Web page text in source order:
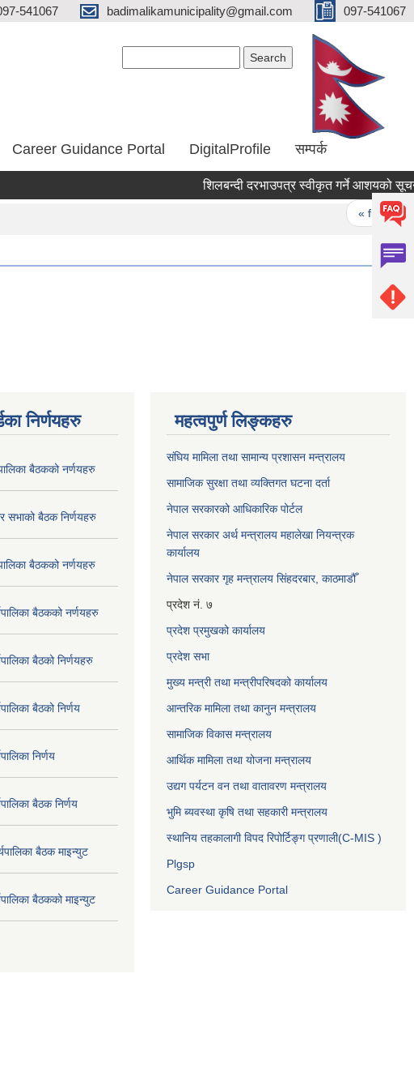
541067 badimalikamunicipality@gmail.com 097-541067
Career Guidance Portal DigitalProfile सम्पर्क
शिलबन्दी दरभाउपत्र स्वीकृत गर्ने आशयको सूचना
« first
निर्णयहरु
बैठकको नर्णयहरु
बैठक निर्णयहरु
बैठकको नर्णयहरु
बैठकको नर्णयहरु
बैठको निर्णयहरु
बैठको निर्णय
निर्णय
बैठक निर्णय
बैठक माइन्युट
बैठकको माइन्युट
महत्वपुर्ण लिङ्कहरु
संघिय मामिला तथा सामान्य प्रशासन मन्त्रालय
सामाजिक सुरक्षा तथा व्यक्तिगत घटना दर्ता
नेपाल सरकारको आधिकारिक पोर्टल
नेपाल सरकार अर्थ मन्त्रालय महालेखा नियन्त्रक
कार्यालय
नेपाल सरकार गृह मन्त्रालय सिंहदरबार, काठमाडौँ
प्रदेश नं. ७
प्रदेश प्रमुखको कार्यालय
प्रदेश सभा
मुख्य मन्त्री तथा मन्त्रीपरिषदको कार्यालय
आन्तरिक मामिला तथा कानुन मन्त्रालय
सामाजिक विकास मन्त्रालय
आर्थिक मामिला तथा योजना मन्त्रालय
उद्यग पर्यटन वन तथा वातावरण मन्त्रालय
भुमि ब्यवस्था कृषि तथा सहकारी मन्त्रालय
स्थानिय तहकालागी विपद रिपोर्टिङ्ग प्रणाली(C-MIS )
Plgsp
Career Guidance Portal